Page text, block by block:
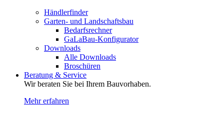
Händlerfinder
Garten- und Landschaftsbau
Bedarfsrechner
GaLaBau-Konfigurator
Downloads
Alle Downloads
Broschüren
Beratung & Service
Wir beraten Sie bei Ihrem Bauvorhaben.
Mehr erfahren